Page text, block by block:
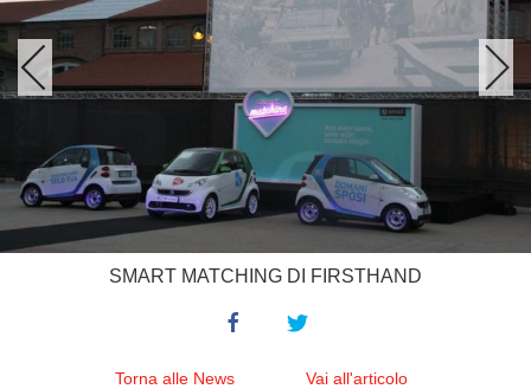
SMART MATCHING DI FIRSTHAND
Torna alle News Vai all'articolo